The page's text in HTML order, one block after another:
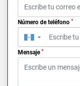
Número de teléfono *
▼
Mensaje *